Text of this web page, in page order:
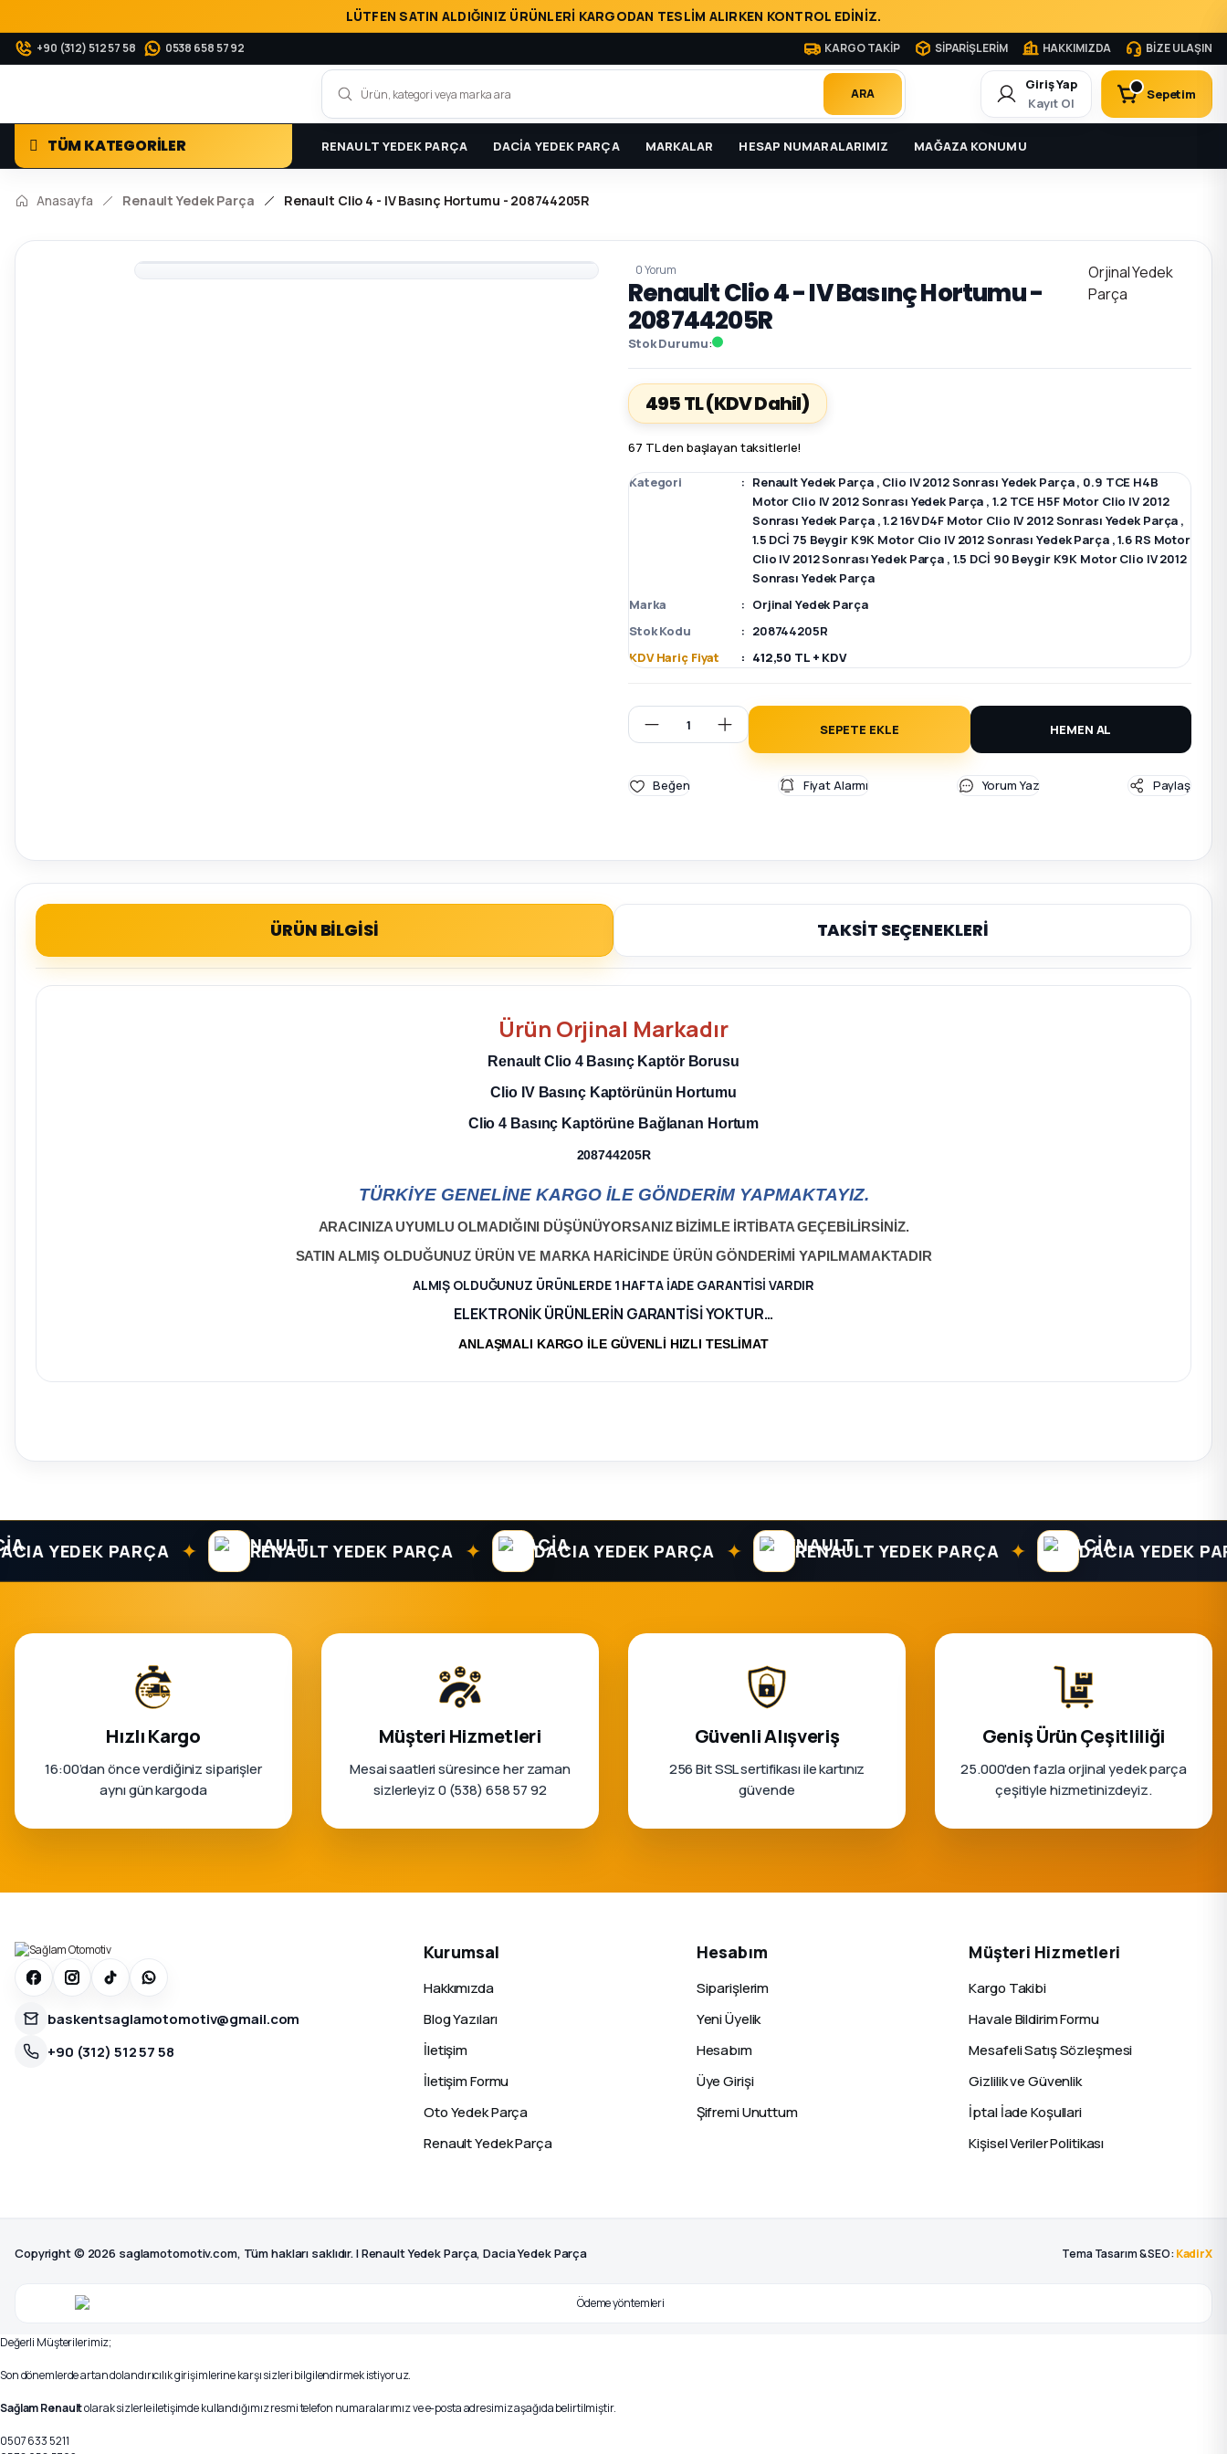
LÜTFEN SATIN ALDIĞINIZ ÜRÜNLERİ KARGODAN TESLİM ALIRKEN KONTROL EDİNİZ.
+90 (312) 512 57 58 0538 658 57 92 KARGO TAKİP SİPARİŞLERİM HAKKIMIZDA BİZE ULAŞIN
ARA
Giriş Yap
Kayıt Ol
Sepetim
TÜM KATEGORİLER RENAULT YEDEK PARÇA DACİA YEDEK PARÇA MARKALAR HESAP NUMARALARIMIZ MAĞAZA KONUMU
Anasayfa Renault Yedek Parça Renault Clio 4 - IV Basınç Hortumu - 208744205R
0 Yorum
Renault Clio 4 - IV Basınç Hortumu -
208744205R
Stok Durumu
Orjinal Yedek
Parça
495 TL(KDV Dahil)
67 TL den başlayan taksitlerle!
Kategori Renault Yedek Parça , Clio IV 2012 Sonrası Yedek Parça, 0.9 TCE H4B
Motor Clio IV 2012 Sonrası Yedek Parça , 1.2 TCE H5F Motor Clio IV 2012
Sonrası Yedek Parça ,1.2 16V D4F Motor Clio IV 2012 Sonrası Yedek Parça ,
1.5 DCİ 75 Beygir K9K Motor Clio IV 2012 Sonrası Yedek Parça ,1.6 RS Motor
Clio IV 2012 Sonrası Yedek Parça , 1.5 DCİ 90 Beygir K9K Motor Clio IV 2012
Sonrası Yedek Parça
Marka
Orjinal Yedek Parça
Stok Kodu
208744205R
KDV Hariç Fiyat
412,50 TL + KDV
SEPETE EKLE HEMEN AL
Fiyat Alarmı Yorum Yaz Paylaş
ÜRÜN BİLGİSİ TAKSİT SEÇENEKLERİ
Ürün Orjinal Markadır
Renault Clio 4 Basınç Kaptör Borusu
Clio IV Basınç Kaptörünün Hortumu
Clio 4 Basınç Kaptörüne Bağlanan Hortum
208744205R
TÜRKİYE GENELİNE KARGO İLE GÖNDERİM YAPMAKTAYIZ.
ARACINIZA UYUMLU OLMADIĞINI DÜŞÜNÜYORSANIZ BİZİMLE İRTİBATA GEÇEBİLİRSİNİZ.
SATIN ALMIŞ OLDUĞUNUZ ÜRÜN VE MARKA HARİCİNDE ÜRÜN GÖNDERİMİ YAPILMAMAKTADIR
ALMIŞ OLDUĞUNUZ ÜRÜNLERDE 1 HAFTA İADE GARANTİSİ VARDIR
ELEKTRONİK ÜRÜNLERİN GARANTİSİ YOKTUR…
ANLAŞMALI KARGO İLE GÜVENLİ HIZLI TESLİMAT
PARÇA ✦ RENAULT YEDEK PARÇA ✦ DACIA YEDEK PARÇA ✦ RENAULT YEDEK PARÇA ✦ DACIA YEDEK PARÇA
Hızlı Kargo
16:00’dan önce verdiğiniz siparişler
aynı gün kargoda
Müşteri Hizmetleri
Mesai saatleri süresince her zaman
sizlerleyiz 0 (538) 658 57 92
Güvenli Alışveriş
256 Bit SSL sertifikası ile kartınız
güvende
Geniş Ürün Çeşitliliği
25.000'den fazla orjinal yedek parça
çeşitiyle hizmetinizdeyiz.
baskentsaglamotomotiv@gmail.com
+90 (312) 512 57 58
Kurumsal
Hakkımızda
Blog Yazıları
İletişim
İletişim Formu
Oto Yedek Parça
Renault Yedek Parça
Hesabım
Siparişlerim
Yeni Üyelik
Hesabım
Üye Girişi
Şifremi Unuttum
Müşteri Hizmetleri
Kargo Takibi
Havale Bildirim Formu
Mesafeli Satış Sözleşmesi
Gizlilik ve Güvenlik
İptal İade Koşullari
Kişisel Veriler Politikası
Copyright © 2026 saglamotomotiv.com, Tüm hakları saklıdır. | Renault Yedek Parça, Dacia Yedek Parça Tema Tasarım & SEO: KadirX
Değerli Müşterilerimiz;
Son dönemlerde artan dolandırıcılık girişimlerine karşı sizleri bilgilendirmek istiyoruz.
Sağlam Renaultolarak sizlerle iletişimde kullandığımız resmi telefon numaralarımız ve e-posta adresimiz aşağıda belirtilmiştir.
0507 633 5211